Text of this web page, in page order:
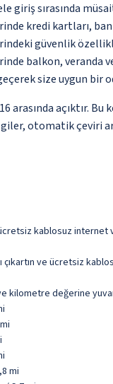
giriş sırasında
kredi kartları,
güvenlik
balkon, veranda
size uygun bir
arasında açıktır.
otomatik çeviri
kablosuz internet
çıkartın ve ücretsiz
ve kilometre değerine
mi